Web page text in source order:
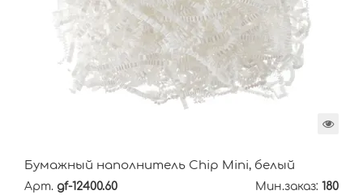
Бумажный наполнитель Chip Mini, белый
Арт. gf-12400.60 Мин.заказ: 180